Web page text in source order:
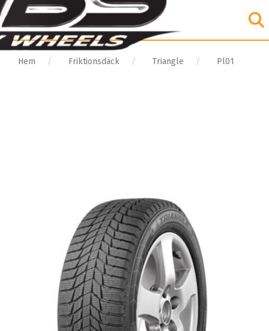
Hem Friktionsdäck Triangle Pl01